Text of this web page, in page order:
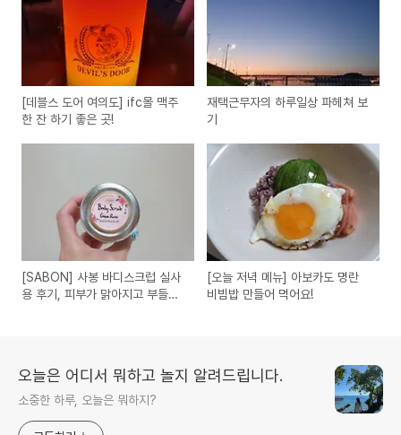
[데블스 도어 여의도] ifc몰 맥주
한 잔 하기 좋은 곳!
재택근무자의 하루일상 파헤쳐 보
기
[SABON] 사봉 바디스크럽 실사
용 후기, 피부가 맑아지고 부들부
[오늘 저녁 메뉴] 아보카도 명란
비빔밥 만들어 먹어요!
오늘은 어디서 뭐하고 놀지 알려드립니다.
소중한 하루, 오늘은 뭐하지?